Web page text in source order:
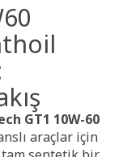
GT1 10W-60
araçlar için